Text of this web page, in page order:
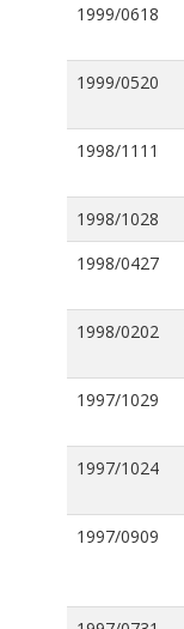
1999/0618
1999/0520
1998/1111
1998/1028
1998/0427
1998/0202
1997/1029
1997/1024
1997/0909